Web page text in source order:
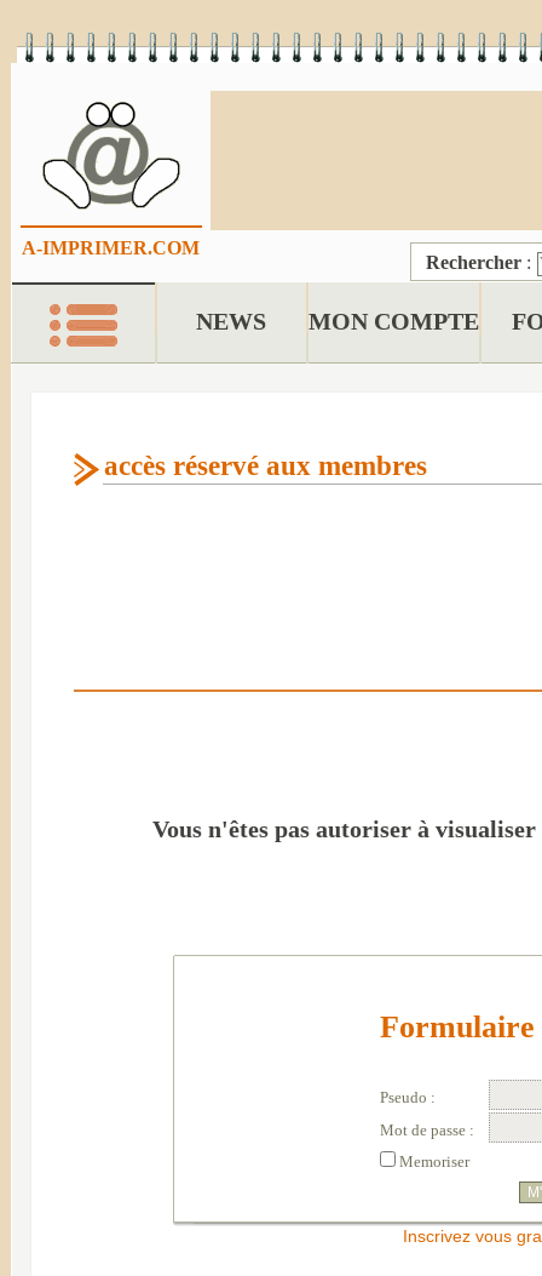
A-IMPRIMER.COM
Rechercher :
NEWS MON COMPTE
accès réservé aux membres
Vous n'êtes pas autoriser à
Pseudo :
Mot de passe :
Memoriser
Inscrivez vous